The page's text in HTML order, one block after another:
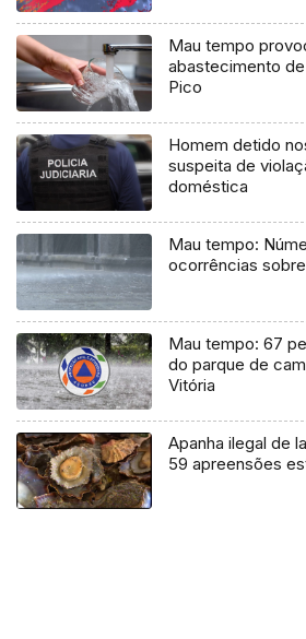
Mau tempo
abastecimento
Pico
Homem detido
suspeita de
doméstica
Mau tempo:
ocorrências
Mau tempo: 67
do parque de
Vitória
Apanha ilegal de
59 apreensões